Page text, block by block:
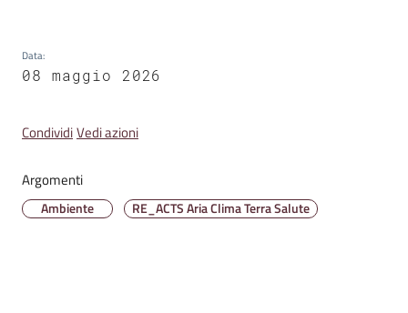
T
i
m
o
Data:
08 maggio 2026
CondividiVedi azioni
Argomenti
Ambiente RE_ACTS Aria Clima Terra Salute